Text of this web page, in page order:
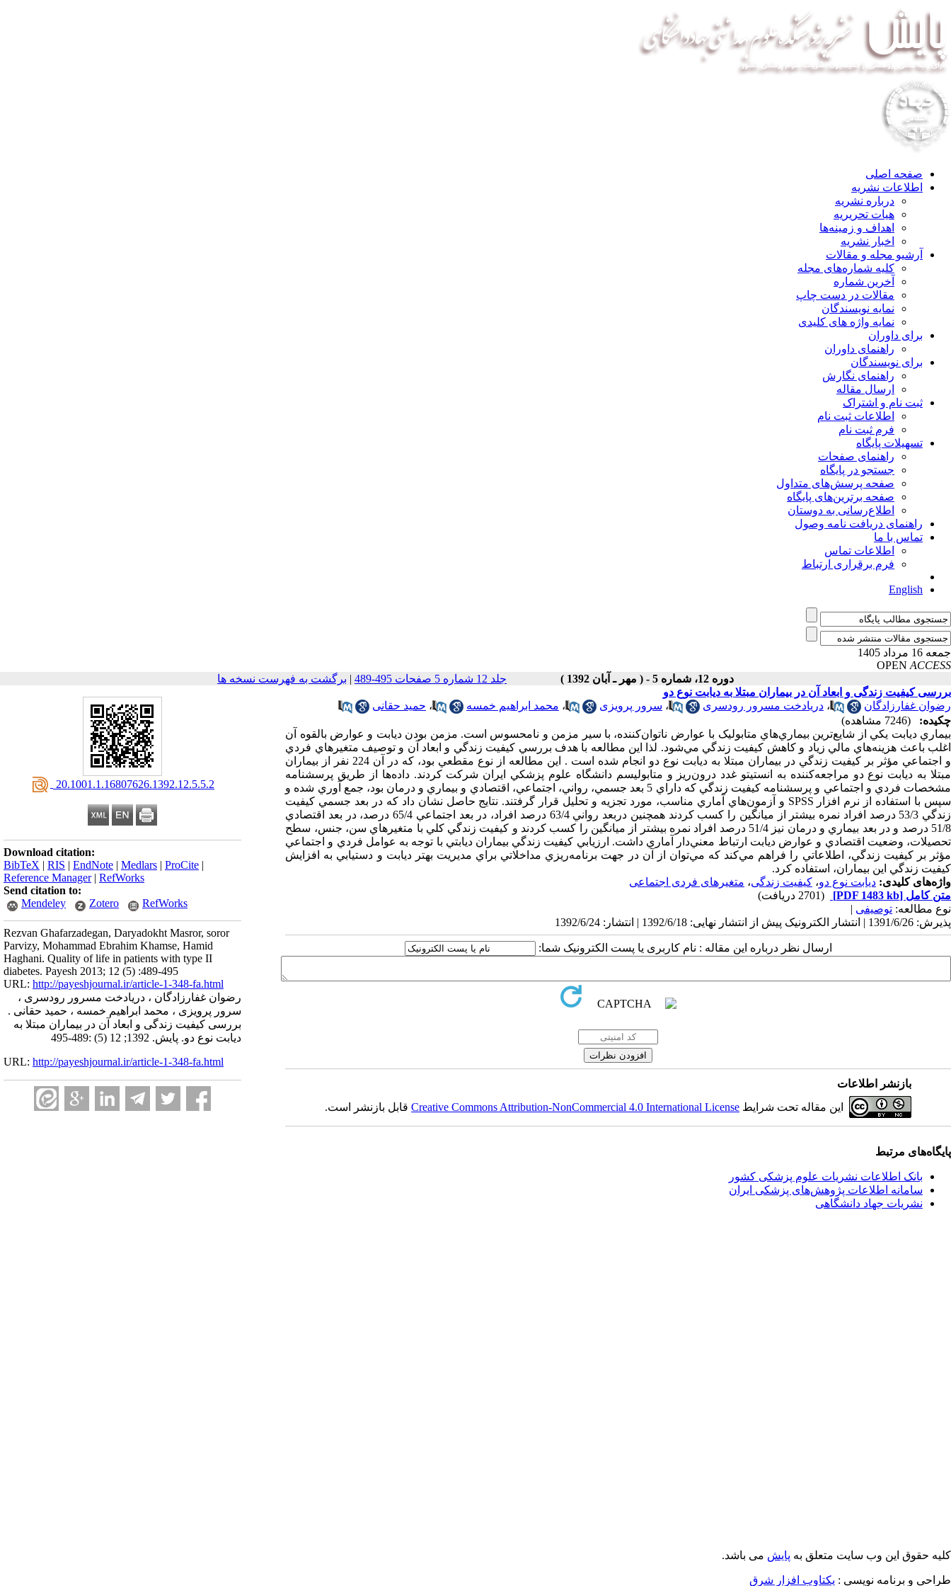
صفحه اصلی
اطلاعات نشریه
درباره نشریه
هیات تحریریه
اهداف و زمینه‌ها
اخبار نشریه
آرشیو مجله و مقالات
کلیه شماره‌های مجله
آخرین شماره
مقالات در دست چاپ
نمایه نویسندگان
نمایه واژه های کلیدی
برای داوران
راهنمای داوران
برای نویسندگان
راهنمای نگارش
ارسال مقاله
ثبت نام و اشتراک
اطلاعات ثبت نام
فرم ثبت نام
تسهیلات پایگاه
راهنمای صفحات
جستجو در پایگاه
صفحه پرسش‌های متداول
صفحه برترین‌های پایگاه
اطلاع‌رسانی به دوستان
راهنمای دریافت نامه وصول
تماس با ما
اطلاعات تماس
فرم برقراری ارتباط
English
جمعه 16 مرداد 1405
OPEN ACCESS
دوره 12، شماره 5 - ( مهر ـ آبان 1392 )
جلد 12 شماره 5 صفحات 495-489 | برگشت به فهرست نسخه ها
‎ 20.1001.1.16807626.1392.12.5.5.2
Download citation:
BibTeX | RIS | EndNote | Medlars | ProCite |
Reference Manager| RefWorks
Send citation to:
Mendeley
Zotero RefWorks
Rezvan Ghafarzadegan, Daryadokht Masror, soror
Parvizy, Mohammad Ebrahim Khamse, Hamid
Haghani. Quality of life in patients with type II
diabetes. Payesh 2013; 12 (5) :489-495
URL: http://payeshjournal.ir/article-1-348-fa.html
رضوان غفارزادگان ، دریادخت مسرور رودسری ،
سرور پرویزی ، محمد ابراهیم خمسه ، حمید حقانی .
بررسی کیفیت زندگی و ابعاد آن در بیماران مبتلا به
دیابت نوع دو. پایش. 1392; 12 (5) :489-495
URL: http://payeshjournal.ir/article-1-348-fa.html
بررسی کیفیت زندگی و ابعاد آن در بیماران مبتلا به دیابت نوع دو
رضوان غفارزادگان
، دریادخت مسرور رودسری ، سرور پرویزی ، محمد ابراهیم خمسه ، حمید حقانی
چکیده:
(7246 مشاهده)
بيماري ديابت يكي از شايع‌ترين بيماري‌هاي متابوليک با عوارض ناتوان‌کننده، با سير مزمن و نامحسوس است. مزمن بودن ديابت و عوارض بالقوه آن
اغلب باعث هزينه‌هاي مالي زياد و کاهش کيفيت زندگي مي‌شود. لذا اين مطالعه با هدف بررسي کيفيت زندگي و ابعاد آن و توصيف متغيرهاي فردي
و اجتماعي مؤثر بر کيفيت زندگي در بيماران مبتلا به ديابت نوع دو انجام شده است . اين مطالعه از نوع مقطعي بود، که در آن 224 نفر از بيماران
مبتلا به ديابت نوع دو مراجعه‌کننده به انستيتو غدد درون‌ريز و متابوليسم دانشگاه علوم پزشکي ايران شركت كردند. داده‌ها از طريق پرسشنامه
مشخصات فردي و اجتماعي و پرسشنامه کيفيت زندگي که داراي 5 بعد جسمي، رواني، اجتماعي، اقتصادي و بيماري و درمان بود، جمع آوري شده و
سپس با استفاده از نرم افزار SPSS و آزمون‌هاي آماري مناسب، مورد تجزيه و تحليل قرار گرفتند. نتايج حاصل نشان داد که در بعد جسمي کيفيت
زندگي 53/3 درصد افراد نمره بيشتر از ميانگين را کسب کردند همچنين دربعد رواني 63/4 درصد افراد، در بعد اجتماعي 65/4 درصد، در بعد اقتصادي
51/8 درصد و در بعد بيماري و درمان نيز 51/4 درصد افراد نمره بيشتر از ميانگين را کسب کردند و کيفيت زندگي کلي با متغيرهاي سن، جنس، سطح
تحصيلات، وضعيت اقتصادي و عوارض ديابت ارتباط معني‌دار آماري داشت. ارزيابي کيفيت زندگي بيماران ديابتي با توجه به عوامل فردي و اجتماعي
مؤثر بر کيفيت زندگي، اطلاعاتي را فراهم مي‌کند که مي‌توان از آن در جهت برنامه‌ريزي مداخلاتي براي مديريت بهتر ديابت و دستيابي به افزايش
کيفيت زندگي اين بيماران، استفاده کرد.
واژه‌های کلیدی: دیابت نوع دو، کیفیت زندگی، متغیرهای فردی اجتماعی
متن کامل [PDF 1483 kb]
(2701 دریافت)
نوع مطالعه: توصیفی |
پذیرش: 1391/6/26 | انتشار الکترونیک پیش از انتشار نهایی: 1392/6/18 | انتشار: 1392/6/24
ارسال نظر درباره این مقاله : نام کاربری یا پست الکترونیک شما:
بازنشر اطلاعات
این مقاله تحت شرایط Creative Commons Attribution-NonCommercial 4.0 International Licenseقابل بازنشر است.
پایگاه‌های مرتبط
بانک اطلاعات نشریات علوم پزشکی کشور
سامانه اطلاعات پژوهش‌های پزشکی ایران
نشریات جهاد دانشگاهی
کلیه حقوق این وب سایت متعلق به پایش می باشد.
طراحی و برنامه نویسی : یکتاوب افزار شرق